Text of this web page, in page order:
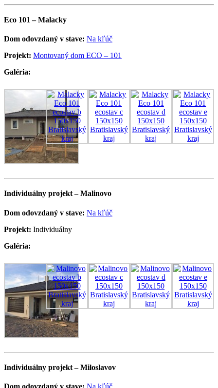
Eco 101 – Malacky
Dom odovzdaný v stave: Na kľúč
Projekt: Montovaný dom ECO – 101
Galéria:
Individuálny projekt – Malinovo
Dom odovzdaný v stave: Na kľúč
Projekt: Individuálny
Galéria:
Individuálny projekt – Miloslavov